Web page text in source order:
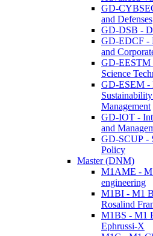
GD-
and Defenses
GD-DSB -
GD-EDCF -
and
GD-EESTM
Science
GD-ESEM -
Management
GD-IOT -
and
GD-SCUP -
Policy
Master (DNM)
M1AME -
engineering
M1BI - M1
Rosalind
M1BS - M1
Ephrussi-X